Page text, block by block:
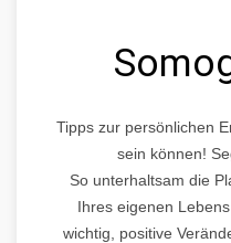
Tipps zur persönlichen
sein können!
So unterhaltsam die
Ihres eigenen
wichtig, positive